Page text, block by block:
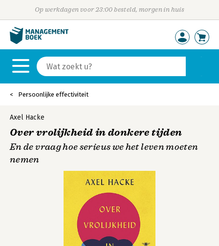
Op werkdagen voor 23:00 besteld, morgen in huis
Persoonlijke effectiviteit
Axel Hacke
Over vrolijkheid in donkere tijden
En de vraag hoe serieus we het leven moeten
nemen